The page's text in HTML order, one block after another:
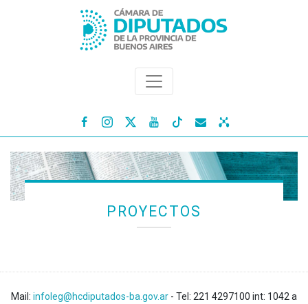
   
PROYECTOS
Mail: infoleg@hcdiputados-ba.gov.ar - Tel: 221 4297100 int: 1042 a